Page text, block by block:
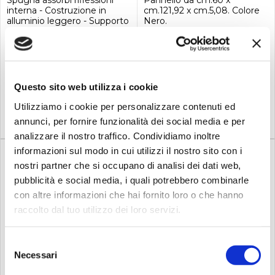
Questo sito web utilizza i cookie
Utilizziamo i cookie per personalizzare contenuti ed
annunci, per fornire funzionalità dei social media e per
analizzare il nostro traffico. Condividiamo inoltre
informazioni sul modo in cui utilizzi il nostro sito con i
nostri partner che si occupano di analisi dei dati web,
pubblicità e social media, i quali potrebbero combinarle
con altre informazioni che hai fornito loro o che hanno
raccolto dal tuo utilizzo dei loro servizi.
delNecessari
interna - Costruzione in
alluminio leggero - Supporto
cm.121,92 x cm.5,08. Colore
Nero.
Su richiesta
Primacoustic saturna lp
Su richiesta
PRIMACOUSTIC Go-Trap